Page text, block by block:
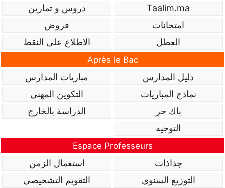
Taalim.ma
دروس و تمارين
امتحانات
فروض
العطل
الاطلاع على النقط
Après le Bac
دليل المدارس
مباريات المدارس
نماذج المباريات
التكوين المهني
باك حر
الدراسة بالخارج
التوجيه
Espace Professeurs
جذاذات
استعمال الزمن
التوزيع السنوي
التقويم التشخيصي